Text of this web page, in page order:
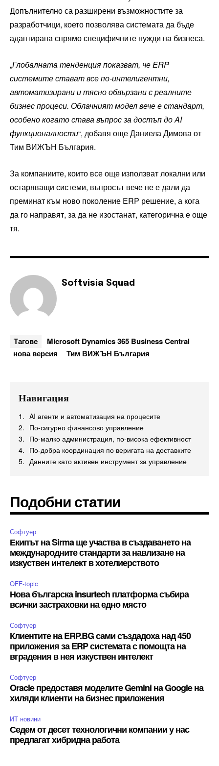
Допълнително са разширени възможностите за
разработчици, което позволява системата да бъде
адаптирана спрямо специфичните нужди на бизнеса.
„Глобалната тенденция показват, че ERP
системите стават все по-интелигентни,
автоматизирани и тясно обвързани с реалните
бизнес процеси. Облачният модел вече е стандарт,
особено когато става въпрос за достъп до AI
функционалности“, добавя още Даниела Димова от
Тим ВИЖЪН България.
За компаниите, които все още използват локални или
остаряващи системи, въпросът вече не е дали да
преминат към ново поколение ERP решение, а кога
да го направят, за да не изостанат, категорична е още
тя.
Softvisia Squad
Тагове
Microsoft Dynamics 365 Business Central
нова версия
Тим ВИЖЪН България
Навигация
AI агенти и автоматизация на процесите
По-сигурно финансово управление
По-малко администрация, по-висока ефективност
По-добра координация по веригата на доставките
Данните като активен инструмент за управление
Подобни статии
Софтуер
Екипът на Sirma ще участва в създаването на
международните стандарти за навлизане на
изкуствен интелект в хотелиерството
OFF-topic
Нова българска insurtech платформа събира
всички застраховки на едно място
Софтуер
Клиентите на ERP.BG сами създадоха над 450
приложения за ERP системата с помощта на
вградения в нея изкуствен интелект
Софтуер
Oracle предоставя моделите Gemini на Google на
хиляди клиенти на бизнес приложения
ИТ новини
Седем от десет технологични компании у нас
предлагат хибридна работа